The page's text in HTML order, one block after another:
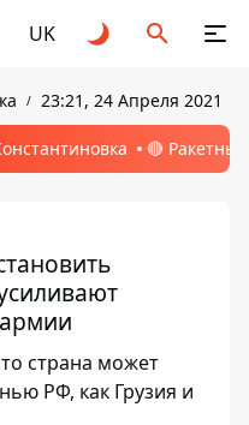
UK
23:21, 24 Апреля 2021
🔴
страна может
РФ, как Грузия и